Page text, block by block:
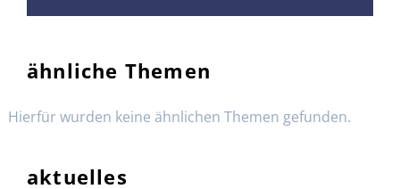
ähnliche Themen
Hierfür wurden keine ähnlichen Themen gefunden.
aktuelles